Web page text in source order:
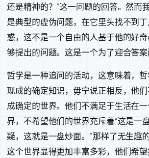
还是精神的？”这一问题的回答。然而
是典型的虚伪问题，在它里头找不到
惑，这不是一个自由的人基于他的好
够提出的问题。这是一个为了迎合答案
哲学是一种追问的活动，这意味着，
现成的确定知识，毋宁说正相反，他
成确定的世界。他们不满足于生活在一
界，不希望他们的世界充斥着“这是一
疑，这就是一盘炒面。”那样了无生趣
这个世界显得更加丰富多彩，他们希望